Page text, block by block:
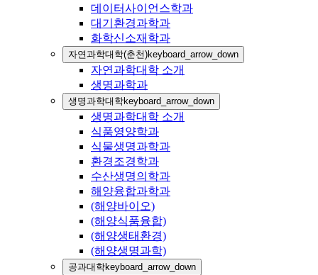
데이터사이언스학과
대기환경과학과
화학신소재학과
자연과학대학(춘천)keyboard_arrow_down
자연과학대학 소개
생명과학과
생명과학대학keyboard_arrow_down
생명과학대학 소개
식품영양학과
식물생명과학과
환경조경학과
수산생명의학과
해양융합과학과
(해양바이오)
(해양식품융합)
(해양생태환경)
(해양생명과학)
공과대학keyboard_arrow_down